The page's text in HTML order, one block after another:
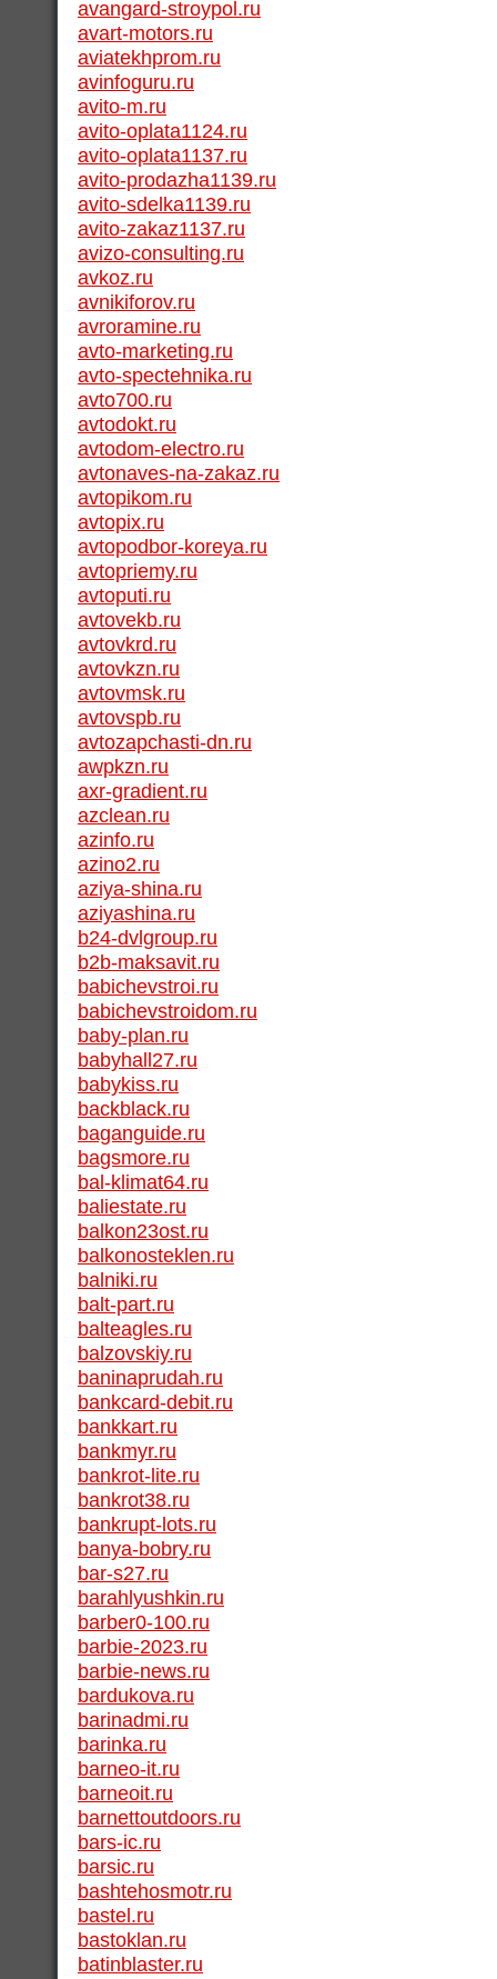
avangard-stroypol.ru
avart-motors.ru
aviatekhprom.ru
avinfoguru.ru
avito-m.ru
avito-oplata1124.ru
avito-oplata1137.ru
avito-prodazha1139.ru
avito-sdelka1139.ru
avito-zakaz1137.ru
avizo-consulting.ru
avkoz.ru
avnikiforov.ru
avroramine.ru
avto-marketing.ru
avto-spectehnika.ru
avto700.ru
avtodokt.ru
avtodom-electro.ru
avtonaves-na-zakaz.ru
avtopikom.ru
avtopix.ru
avtopodbor-koreya.ru
avtopriemy.ru
avtoputi.ru
avtovekb.ru
avtovkrd.ru
avtovkzn.ru
avtovmsk.ru
avtovspb.ru
avtozapchasti-dn.ru
awpkzn.ru
axr-gradient.ru
azclean.ru
azinfo.ru
azino2.ru
aziya-shina.ru
aziyashina.ru
b24-dvlgroup.ru
b2b-maksavit.ru
babichevstroi.ru
babichevstroidom.ru
baby-plan.ru
babyhall27.ru
babykiss.ru
backblack.ru
baganguide.ru
bagsmore.ru
bal-klimat64.ru
baliestate.ru
balkon23ost.ru
balkonosteklen.ru
balniki.ru
balt-part.ru
balteagles.ru
balzovskiy.ru
baninaprudah.ru
bankcard-debit.ru
bankkart.ru
bankmyr.ru
bankrot-lite.ru
bankrot38.ru
bankrupt-lots.ru
banya-bobry.ru
bar-s27.ru
barahlyushkin.ru
barber0-100.ru
barbie-2023.ru
barbie-news.ru
bardukova.ru
barinadmi.ru
barinka.ru
barneo-it.ru
barneoit.ru
barnettoutdoors.ru
bars-ic.ru
barsic.ru
bashtehosmotr.ru
bastel.ru
bastoklan.ru
batinblaster.ru